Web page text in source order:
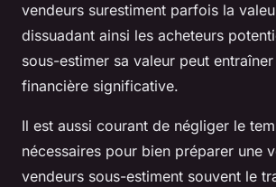
vendeurs surestiment parfois la
dissuadant ainsi les acheteurs
sous-estimer sa valeur peut
financière significative.
Il est aussi courant de négliger le
nécessaires pour bien préparer une
vendeurs sous-estiment souvent le